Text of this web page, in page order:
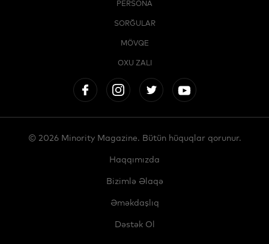
PERSONA
SORĞULAR
MÖVQE
OXU ZALI
© 2026 Minority Magazine. Bütün hüquqlar qorunur.
Haqqımızda
Bizimlə Əlaqə
Əməkdaşlıq
Dəstək Ol